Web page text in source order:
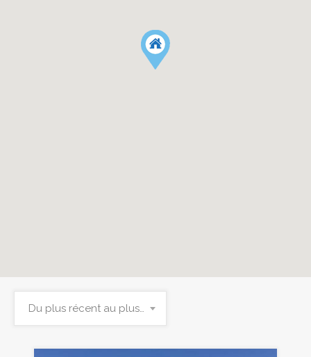
Du plus récent au plus ancien